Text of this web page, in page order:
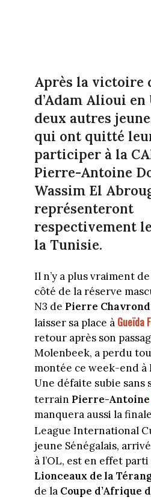
Après la victoire
d’Adam Alioui en
deux autres
qui ont quitté
participer à la
Pierre-Antoine
Wassim El
représenteront
respectivement
la Tunisie.
Il n’y a plus vraiment
côté de la réserve
N3 de Pierre
laisser sa place à Gueïda
retour après son
Molenbeek, a perdu
montée ce week-end à
Une défaite subie sans
terrain Pierre-Antoine
manquera aussi la
League International
jeune Sénégalais,
à l’OL, est en effet
Lionceaux de la
de la Coupe d’Afrique